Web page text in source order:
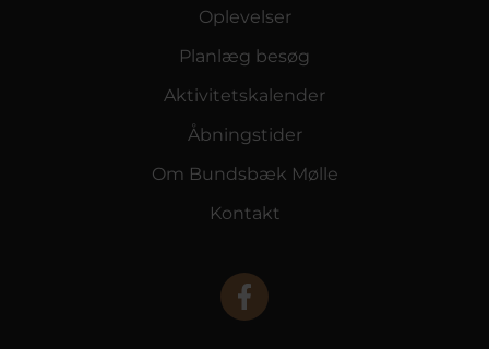
Oplevelser
Planlæg besøg
Aktivitetskalender
Åbningstider
Om Bundsbæk Mølle
Kontakt